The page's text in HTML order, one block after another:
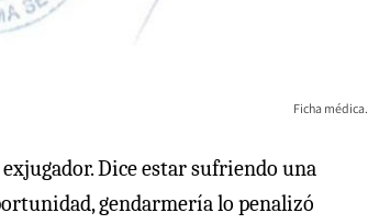
Ficha médica.
Dice estar sufriendo una
gendarmería lo penalizó